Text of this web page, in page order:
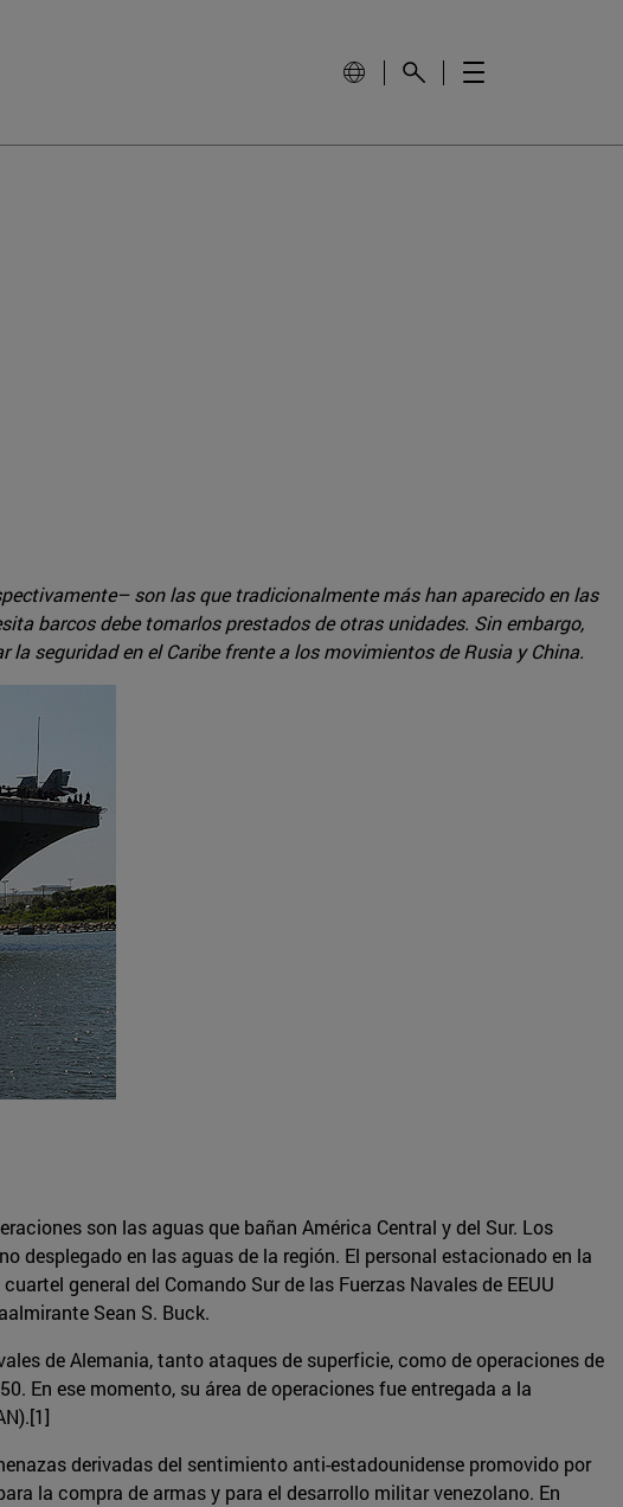
son las que tradicionalmente más han aparecido en las
barcos debe tomarlos prestados de otras unidades. Sin embargo,
seguridad en el Caribe frente a los movimientos de Rusia y China.
son las aguas que bañan América Central y del Sur. Los
desplegado en las aguas de la región. El personal estacionado en la
general del Comando Sur de las Fuerzas Navales de EEUU
Sean S. Buck.
de Alemania, tanto ataques de superficie, como de operaciones de
En ese momento, su área de operaciones fue entregada a la
derivadas del sentimiento anti-estadounidense promovido por
la compra de armas y para el desarrollo militar venezolano. En